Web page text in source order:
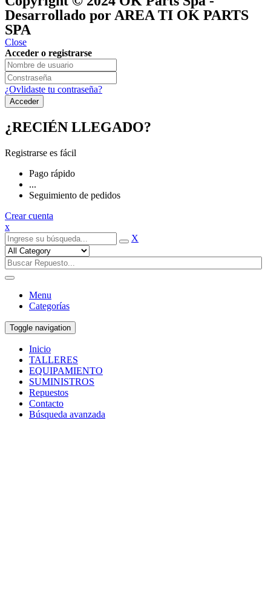
Desarrollado por AREA TI OK PARTS
SPA
Close
Acceder o registrarse
¿Ovlidaste tu contraseña?
¿RECIÉN LLEGADO?
Registrarse es fácil
Pago rápido
...
Seguimiento de pedidos
Crear cuenta
x
X
Menu
Categorías
Toggle navigation
Inicio
TALLERES
EQUIPAMIENTO
SUMINISTROS
Repuestos
Contacto
Búsqueda avanzada